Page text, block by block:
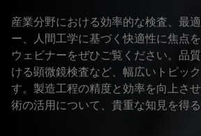
産業分野における効率的な検査、最
ー、人間工学に基づく快適性に焦点
ウェビナーをぜひご覧ください。品
ける顕微鏡検査など、幅広いトピッ
す。製造工程の精度と効率を向上さ
術の活用について、貴重な知見を得る